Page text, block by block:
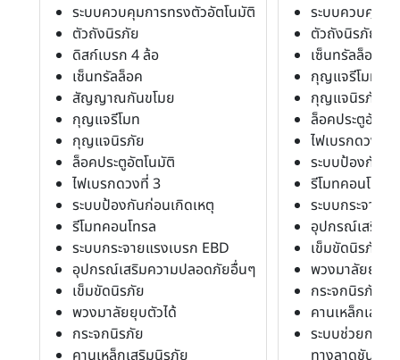
ระบบควบคุมการทรงตัวอัตโนมัติ
ตัวถังนิรภัย
ดิสก์เบรก 4 ล้อ
เซ็นทรัลล็อค
สัญญาณกันขโมย
กุญแจรีโมท
กุญแจนิรภัย
ล็อคประตูอัตโนมัติ
ไฟเบรกดวงที่ 3
ระบบป้องกันก่อนเกิดเหตุ
รีโมทคอนโทรล
ระบบกระจายแรงเบรก EBD
อุปกรณ์เสริมความปลอดภัยอื่นๆ
เข็มขัดนิรภัย
พวงมาลัยยุบตัวได้
กระจกนิรภัย
คานเหล็กเสริมนิรภัย
ระบบควบคุมก
ตัวถังนิรภัย
เซ็นทรัลล็อค
กุญแจรีโมท
กุญแจนิรภัย
ล็อคประตูอัตโ
ไฟเบรกดวงที่ 3
ระบบป้องกันก่
รีโมทคอนโทรล
ระบบกระจายแ
อุปกรณ์เสริม
เข็มขัดนิรภัย
พวงมาลัยยุบตั
กระจกนิรภัย
คานเหล็กเสริ
ระบบช่วยการ
ทางลาดชัน